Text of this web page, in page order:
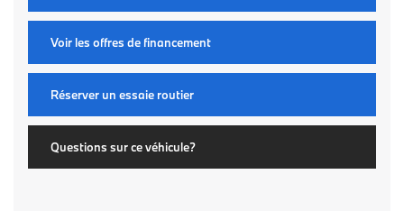
Voir les offres de financement
Réserver un essaie routier
Questions sur ce véhicule?